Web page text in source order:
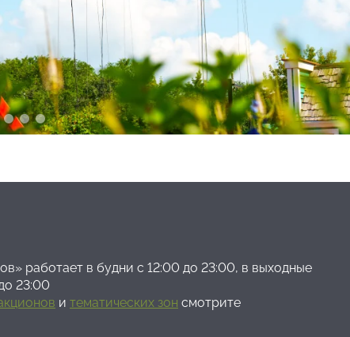
под ноги.
в положении сидя, пристегнутые
выполнять требования оператора
все риски, связанные с посещением
правила детям.
несут родители или лица их заменяющие.
парка.
работает в будни с 12:00 до 23:00, в выходные
23:00
и тематических зон смотрите